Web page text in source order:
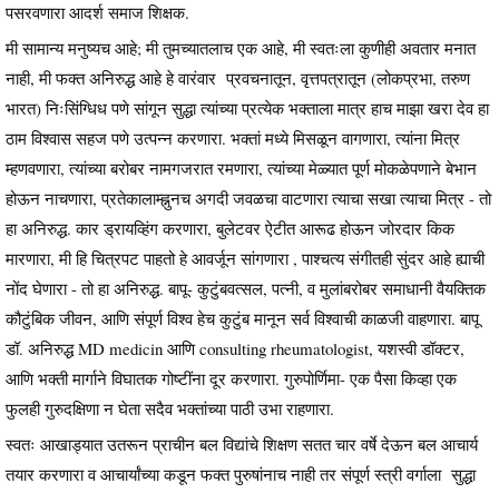
पसरवणारा आदर्श समाज शिक्षक.
मी सामान्य मनुष्यच आहे; मी तुमच्यातलाच एक आहे, मी स्वतःला कुणीही अवतार मनात
नाही, मी फक्त अनिरुद्ध आहे हे वारंवार प्रवचनातून, वृत्तपत्रातून (लोकप्रभा, तरुण
भारत) निःसिंग्धिध पणे सांगून सुद्धा त्यांच्या प्रत्येक भक्ताला मात्र हाच माझा खरा देव हा
ठाम विश्वास सहज पणे उत्पन्न करणारा. भक्तां मध्ये मिसळून वागणारा, त्यांना मित्र
म्हणवणारा, त्यांच्या बरोबर नामगजरात रमणारा, त्यांच्या मेळ्यात पूर्ण मोकळेपणाने बेभान
होऊन नाचणारा, प्रतेकालाम्ह्नुनच अगदी जवळचा वाटणारा त्याचा सखा त्याचा मित्र - तो
हा अनिरुद्ध. कार ड्रायव्हिंग करणारा, बुलेटवर ऐटीत आरूढ होऊन जोरदार किक
मारणारा, मी हि चित्रपट पाहतो हे आवर्जून सांगणारा , पाश्चत्य संगीतही सुंदर आहे ह्याची
नोंद घेणारा - तो हा अनिरुद्ध. बापू- कुटुंबवत्सल, पत्नी, व मुलांबरोबर समाधानी वैयक्तिक
कौटुंबिक जीवन, आणि संपूर्ण विश्व हेच कुटुंब मानून सर्व विश्वाची काळजी वाहणारा. बापू
डॉ. अनिरुद्ध MD medicin आणि consulting rheumatologist, यशस्वी डॉक्टर,
आणि भक्ती मार्गाने विघातक गोष्टींना दूर करणारा. गुरुपोर्णिमा- एक पैसा किव्हा एक
फुलही गुरुदक्षिणा न घेता सदैव भक्तांच्या पाठी उभा राहणारा.
स्वतः आखाड्यात उतरून प्राचीन बल विद्यांचे शिक्षण सतत चार वर्षे देऊन बल आचार्य
तयार करणारा व आचार्यांच्या कडून फक्त पुरुषांनाच नाही तर संपूर्ण स्त्री वर्गाला सुद्धा